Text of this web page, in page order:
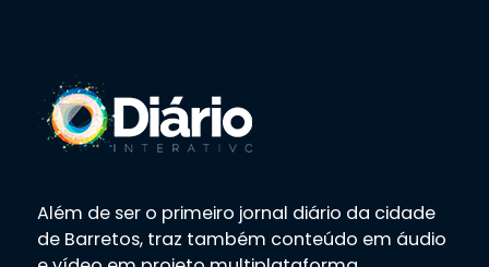
Além de ser o primeiro jornal diário da cidade
de Barretos, traz também conteúdo em áudio